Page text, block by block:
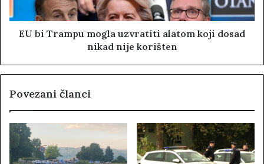
EU bi Trampu mogla uzvratiti alatom koji dosad
nikad nije korišten
Povezani članci